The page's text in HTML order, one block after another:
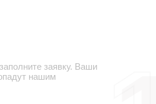
заявку. Ваши
нашим